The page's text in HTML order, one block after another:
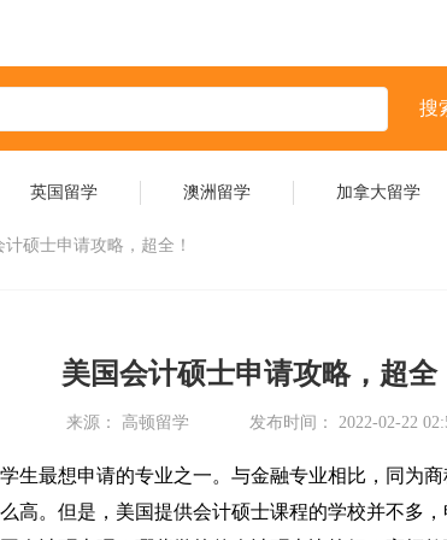
搜
英国留学 澳洲留学 加拿大留学
硕士申请攻略，超全！
美国会计硕士申请攻略，超全
来源： 高顿留学 发布时间： 2022-02-22
生最想申请的专业之一。与金融专业相比，同为
高。但是，美国提供会计硕士课程的学校并不多